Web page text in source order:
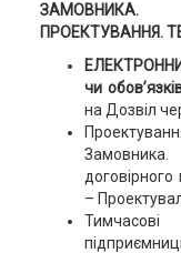
ЗАМОВНИКА.
ПРОЕКТУВАННЯ.
чи
на Дозвіл
–